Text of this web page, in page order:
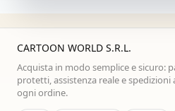
CARTOON WORLD S.R.L.
Acquista in modo semplice e sicuro:
protetti, assistenza reale e spedizioni
ogni ordine.